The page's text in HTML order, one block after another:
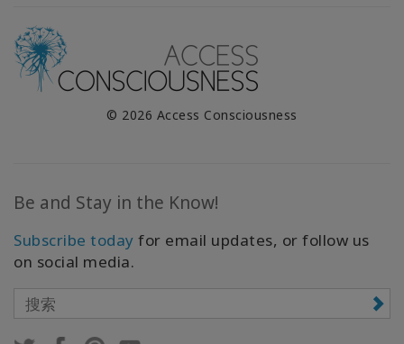
© 2026 Access Consciousness
Be and Stay in the Know!
Subscribe today for email updates, or follow us
on social media.